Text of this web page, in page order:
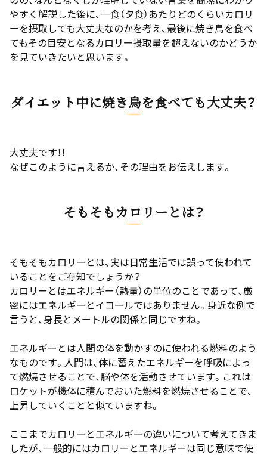
やすく解説した後に、一食（夕食）あたりどのくらいカロリ
ーを摂取しても大丈夫なのかを考え、最後に焼き鳥を食べ
てもその目安となるカロリー摂取量を超えないのかどうか
を見ていきたいと思います。
ダイエット中に焼き鳥を食べても大丈夫？
大丈夫です！！
なぜこのように言えるか、その理由をお伝えします。
そもそもカロリーとは？
そもそもカロリーとは、実は日常生活では誤って使われて
いることをご存知でしょうか？
カロリーとはエネルギー（熱量）の単位のことであって、厳
密にはエネルギーとイコールではありません。身近な例で
言うと、身長とメートルの関係と同じですね。
エネルギーとは人間の体を動かすのに使われる燃料のよう
なものです。人間は、体に蓄えたエネルギーを呼吸によっ
て燃焼させることで、脳や体を活動させています。これは
ロケットが機体に積んでおいた燃料を燃焼させることで、
上昇していくことと似ていますね。
ここまでカロリーとエネルギーの違いについて考えてきま
したが、一般的にはカロリーとエネルギーは同じ意味で使